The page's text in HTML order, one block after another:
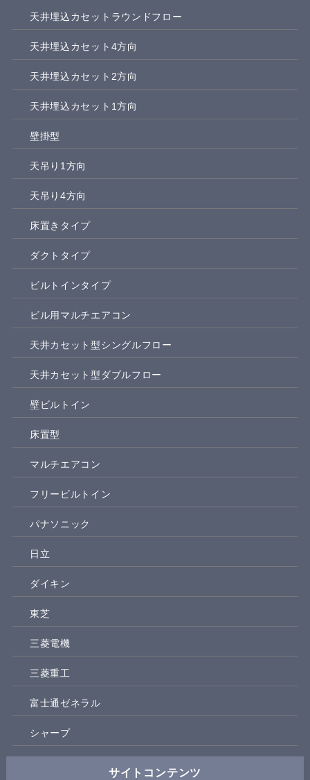
天井埋込カセットラウンドフロー
天井埋込カセット4方向
天井埋込カセット2方向
天井埋込カセット1方向
壁掛型
天吊り1方向
天吊り4方向
床置きタイプ
ダクトタイプ
ビルトインタイプ
ビル用マルチエアコン
天井カセット型シングルフロー
天井カセット型ダブルフロー
壁ビルトイン
床置型
マルチエアコン
フリービルトイン
パナソニック
日立
ダイキン
東芝
三菱電機
三菱重工
富士通ゼネラル
シャープ
サイトコンテンツ